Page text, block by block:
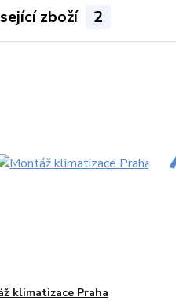
zboží 2
klimatizace Praha